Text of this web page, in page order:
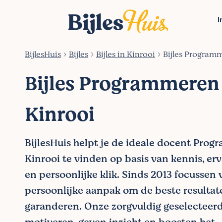
BijlesHuis Bijles Bijles in Kinrooi Bijles
Bijles
Kinrooi
BijlesHuis helpt je de ideale docent
Kinrooi te vinden op basis van kennis,
en persoonlijke klik. Sinds 2013 focussen
persoonlijke aanpak om de beste
garanderen. Onze zorgvuldig